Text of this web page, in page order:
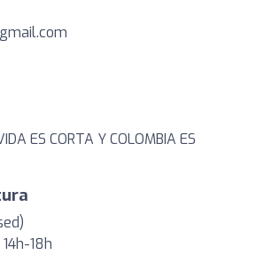
ES CORTA Y COLOMBIA ES
18h